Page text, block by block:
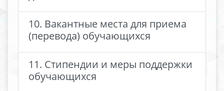
10. Вакантные места для приема
(перевода) обучающихся
11. Стипендии и меры поддержки
обучающихся